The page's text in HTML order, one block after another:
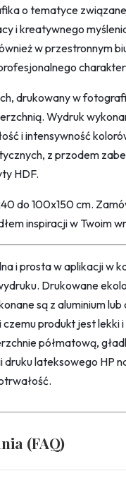
o tematyce
i kreatywnego
w przestronnym
drukowany w
Wydruk
i intensywność
z przodem
HDF.
do 100x150 cm.
inspiracji w Twoim
i prosta w aplikacji w
Drukowane
są z aluminium
produkt jest lekki
półmatową,
lateksowego HP
(FAQ)